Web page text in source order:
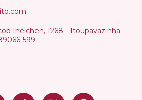
Ineichen, 1268 - Itoupavazinha -
599